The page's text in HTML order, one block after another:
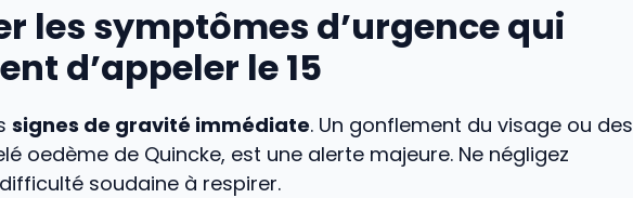
les symptômes d’urgence qui
d’appeler le 15
signes de gravité immédiate. Un gonflement du visage ou des
oedème de Quincke, est une alerte majeure. Ne négligez
soudaine à respirer.